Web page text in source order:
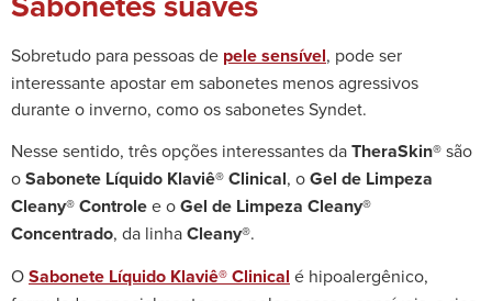
Sobretudo para pessoas de pele sensível, pode ser
interessante apostar em sabonetes menos agressivos
durante o inverno, como os sabonetes Syndet.
Nesse sentido, três opções interessantes daTheraSkin®são
oSabonete Líquido Klaviê® Clinical, oGel de Limpeza
Cleany® Controlee oGel de Limpeza Cleany®
Concentrado, da linhaCleany®.
OSabonete Líquido Klaviê® Clinical é hipoalergênico,